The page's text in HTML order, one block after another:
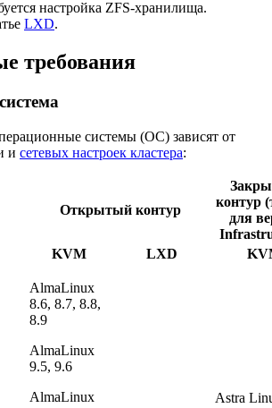
настройка ZFS-хранилища.
LXD.
требования
системы (ОС) зависят от
и сетевых настроек кластера:
Открытый контур
контур
для
KVM
LXD
AlmaLinux
8.6, 8.7, 8.8,
8.9
AlmaLinux
9.5, 9.6
AlmaLinux
Astra